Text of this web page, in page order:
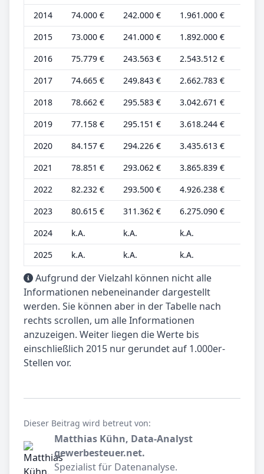
2014
74.000 € 242.000 € 1.961.000 €
2015
73.000 € 241.000 € 1.892.000 €
2016
75.779 € 243.563 € 2.543.512 €
2017
74.665 € 249.843 € 2.662.783 €
2018
78.662 € 295.583 € 3.042.671 €
2019
77.158 € 295.151 € 3.618.244 €
2020
84.157 € 294.226 € 3.435.613 €
2021
78.851 € 293.062 € 3.865.839 €
2022
82.232 € 293.500 € 4.926.238 €
2023
80.615 € 311.362 € 6.275.090 €
2024
k.A. k.A. k.A.
2025
k.A. k.A. k.A.
Aufgrund der Vielzahl können nicht alle
Informationen nebeneinander dargestellt
werden. Sie können aber in der Tabelle nach
rechts scrollen, um alle Informationen
anzuzeigen. Weiter liegen die Werte bis
einschließlich 2015 nur gerundet auf 1.000er-
Stellen vor.
Dieser Beitrag wird betreut von:
Matthias Kühn, Data-Analyst
gewerbesteuer.net.
Spezialist für Datenanalyse.